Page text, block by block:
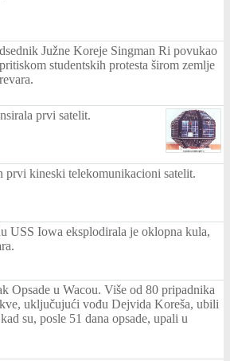
Južne Koreje Singman Ri povukao
studentskih protesta širom zemlje
prvi satelit.
prvi kineski telekomunikacioni satelit.
USS Iowa eksplodirala je oklopna kula,
Opsade u Wacou. Više od 80 pripadnika
uključujući vođu Dejvida Koreša, ubili
su, posle 51 dana opsade, upali u